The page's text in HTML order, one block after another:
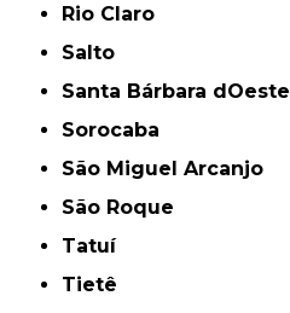
Rio Claro
Salto
Santa Bárbara dOeste
Sorocaba
São Miguel Arcanjo
São Roque
Tatuí
Tietê